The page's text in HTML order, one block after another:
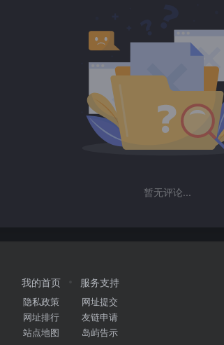
暂无评论...
我的首页
隐私政策
网址排行
站点地图
服务支持
网址提交
友链申请
岛屿告示